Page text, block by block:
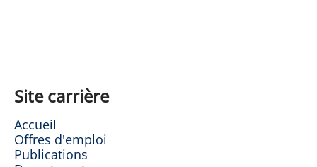
Site carrière
Accueil
Offres d'emploi
Publications